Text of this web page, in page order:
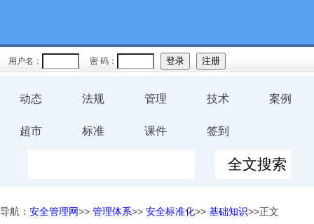
用户名： 密 码：
动态 法规 管理 技术 案例
超市 标准 课件 签到
导航： 安全管理网>> 管理体系>> 安全标准化>> 基础知识>>正文